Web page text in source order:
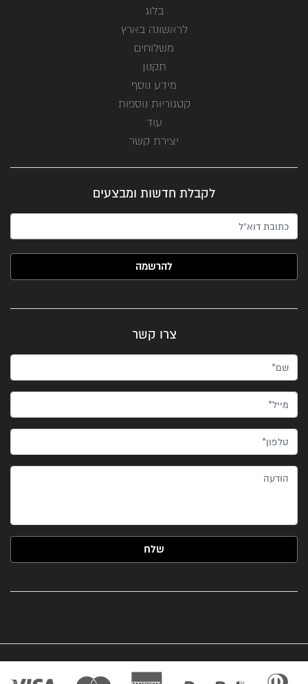
בלוג
לראשונה בארץ
משלוחים
תקנון
מידע נוסף
קטגוריות נוספות
עוד
יצירת קשר
לקבלת חדשות ומבצעים
האימייל שלך (חובה)
צרו קשר